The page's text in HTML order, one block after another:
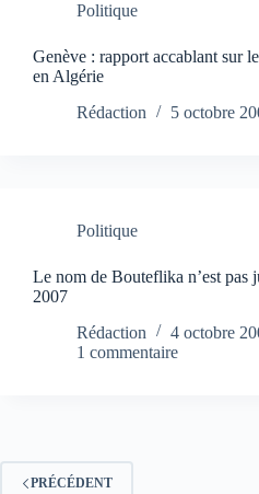
Politique
Genève : rapport accablant sur
en Algérie
Rédaction
5 octobre
Politique
Le nom de Bouteflika n’est pas
2007
Rédaction
4 octobre
1 commentaire
PRÉCÉDENT